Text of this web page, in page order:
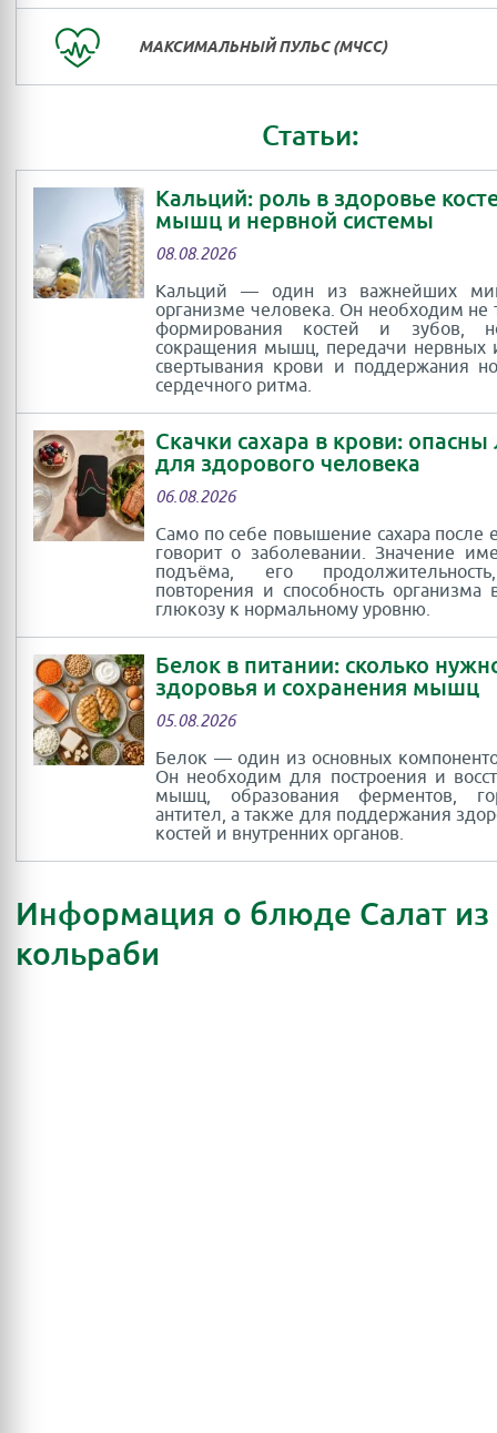
МАКСИМАЛЬНЫЙ ПУЛЬС (МЧСС)
Статьи:
Кальций: роль в здоровье
мышц и нервной системы
08.08.2026
Кальций — один из важнейших
организме человека. Он необходим не
формирования костей и зубов,
сокращения мышц, передачи нервных
свертывания крови и поддержания
сердечного ритма.
Скачки сахара в крови: опасны
для здорового человека
06.08.2026
Само по себе повышение сахара после
говорит о заболевании. Значение
подъёма, его
повторения и способность организма
глюкозу к нормальному уровню.
Белок в питании: сколько
здоровья и сохранения мышц
05.08.2026
Белок — один из основных
Он необходим для построения и
мышц, образования ферментов,
антител, а также для поддержания
костей и внутренних органов.
Информация о блюде Салат из
кольраби